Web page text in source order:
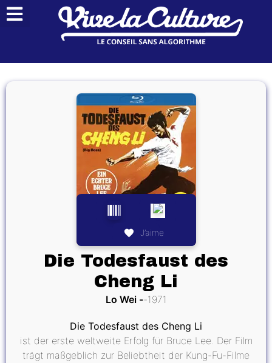
J’aime
Die Todesfaust des
Cheng Li
Lo Wei 1971
Die Todesfaust des Cheng Li
ist der erste weltweite Erfolg für Bruce Lee. Der Film
trägt maßgeblich zur Beliebtheit der Kung-Fu-Filme